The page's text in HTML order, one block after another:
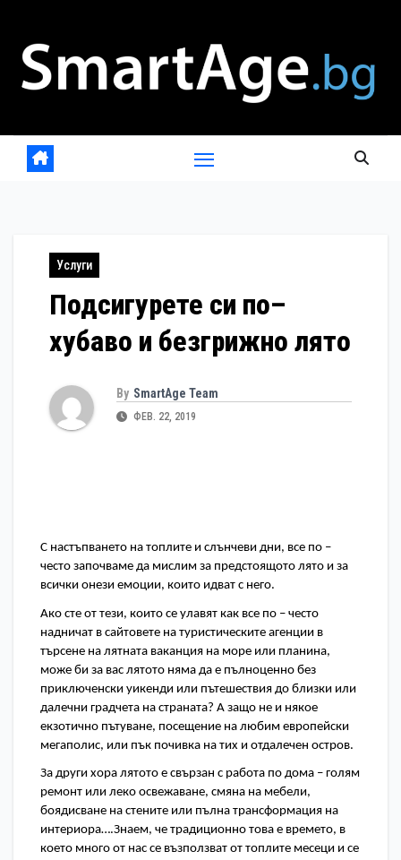
content
Услуги
Подсигурете си по–
хубаво и безгрижно лято
By SmartAge Team
ФЕВ. 22, 2019
С настъпването на топлите и слънчеви дни, все по –
често започваме да мислим за предстоящото лято и за
всички онези емоции, които идват с него.
Ако сте от тези, които се улавят как все по – често
надничат в сайтовете на туристическите агенции в
търсене на лятната ваканция на море или планина,
може би за вас лятото няма да е пълноценно без
приключенски уикенди или пътешествия до близки или
далечни градчета на страната? А защо не и някое
екзотично пътуване, посещение на любим европейски
мегаполис, или пък почивка на тих и отдалечен остров.
За други хора лятото е свързан с работа по дома – голям
ремонт или леко освежаване, смяна на мебели,
боядисване на стените или пълна трансформация на
интериора….Знаем, че традиционно това е времето, в
което много от нас се възползват от топлите месеци и се